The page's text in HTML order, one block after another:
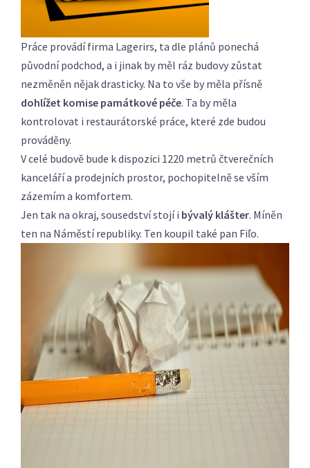
Práce provádí firma Lagerirs, ta dle plánů ponechá
původní podchod, a i jinak by měl ráz budovy zůstat
nezměněn nějak drasticky. Na to vše by měla přísně
dohlížet komise památkové péče. Ta by měla
kontrolovat i restaurátorské práce, které zde budou
prováděny.
V celé budově bude k dispozici 1220 metrů čtverečních
kanceláří a prodejních prostor, pochopitelně se vším
zázemím a komfortem.
Jen tak na okraj, sousedství stojí i bývalý klášter. Míněn
ten na Náměstí republiky. Ten koupil také pan Fiľo.